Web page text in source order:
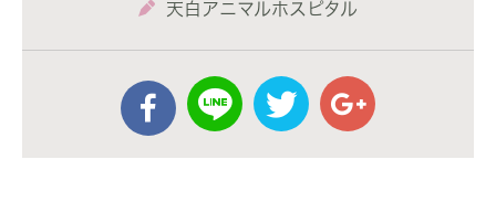
天白アニマルホスピタル